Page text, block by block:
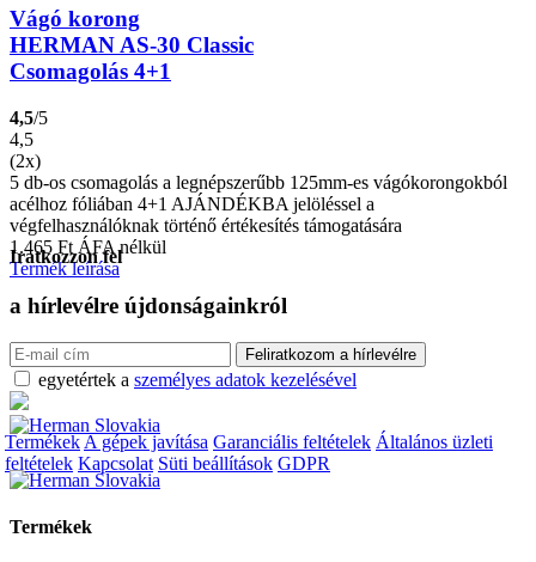
Vágó korong
HERMAN AS-30 Classic
Csomagolás 4+1
4,5/5
4,5
(2x)
5 db-os csomagolás a legnépszerűbb 125mm-es vágókorongokból
acélhoz fóliában 4+1 AJÁNDÉKBA jelöléssel a
végfelhasználóknak történő értékesítés támogatására
1.465 Ft ÁFA nélkül
Termék leírása
Iratkozzon fel
a hírlevélre újdonságainkról
egyetértek a személyes adatok kezelésével
Termékek A gépek javítása Garanciális feltételek Általános üzleti
feltételek Kapcsolat Süti beállítások GDPR
Termékek